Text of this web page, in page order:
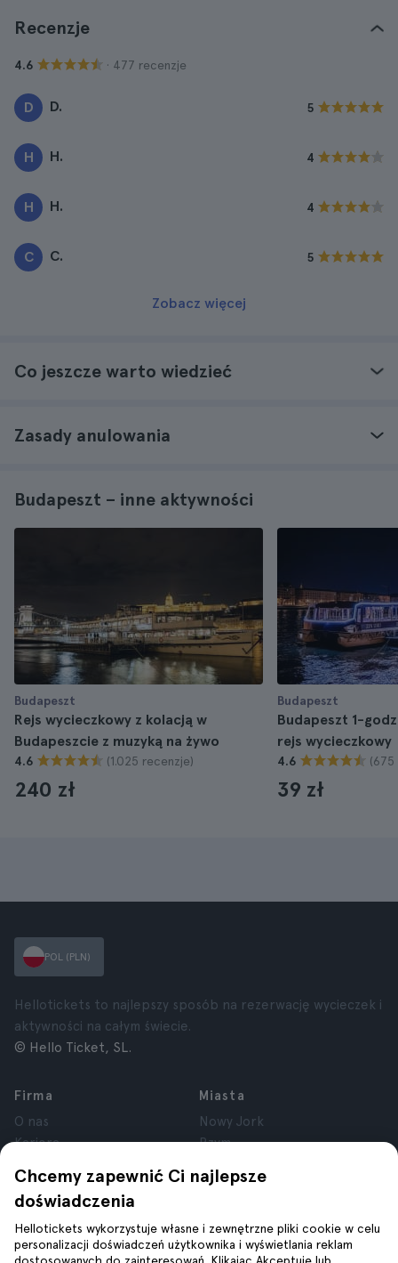
Recenzje
4.6 · 477 recenzje
D D. 5
H H. 4
H H. 4
C C. 5
Zobacz więcej
Co jeszcze warto wiedzieć
Zasady anulowania
Budapeszt – inne aktywności
Budapeszt
Rejs wycieczkowy z kolacją w
Budapeszcie z muzyką na żywo
4.6 (1.025 recenzje)
240 zł
Budapeszt
Budapeszt 1-
rejs wycieczkowy
4.6 (675
39 zł
Chcemy zapewnić Ci najlepsze
doświadczenia
Hellotickets wykorzystuje własne i zewnętrzne pliki cookie w celu
personalizacji doświadczeń użytkownika i wyświetlania reklam
POL (PLN)
Hellotickets to najlepszy sposób na rezerwację wycieczek i
aktywności na całym świecie.
© Hello Ticket, SL.
Firma
O nas
Kariera
Recenzje
Prywatność
Regulamin
Informacje prawne
Miasta
Nowy Jork
Rzym
Londyn
Kraków
Tenerife